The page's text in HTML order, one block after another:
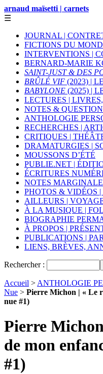
arnaud maïsetti | carnets
☰
JOURNAL |
FICTIONS DU
INTERVENTIONS |
BERNARD-MARIE
SAINT-JUST & DES
BRÛLÉ VIF (2023) |
BABYLONE (2025) |
LECTURES |
NOTES &
ANTHOLOGIE
RECHERCHES |
CRITIQUES |
DRAMATURGIES |
MOUSSONS D’ÉTÉ
PUBLIE.NET |
ÉCRITURES
NOTES
PHOTOS & VIDÉOS
AILLEURS |
À LA MUSIQUE |
BIOGRAPHIE
À PROPOS |
PUBLICATIONS |
LIENS, BRÈVES,
Rechercher :
Accueil > ANTHOLOGIE
Nue > Pierre Michon | « Le
nue #1)
Pierre
de mon
#1)